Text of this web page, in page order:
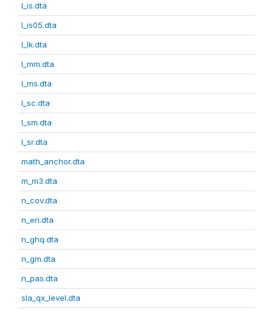
l_is.dta
l_is05.dta
l_lk.dta
l_mm.dta
l_ms.dta
l_sc.dta
l_sm.dta
l_sr.dta
math_anchor.dta
m_m3.dta
n_cov.dta
n_eri.dta
n_ghq.dta
n_gm.dta
n_pas.dta
sla_qx_level.dta